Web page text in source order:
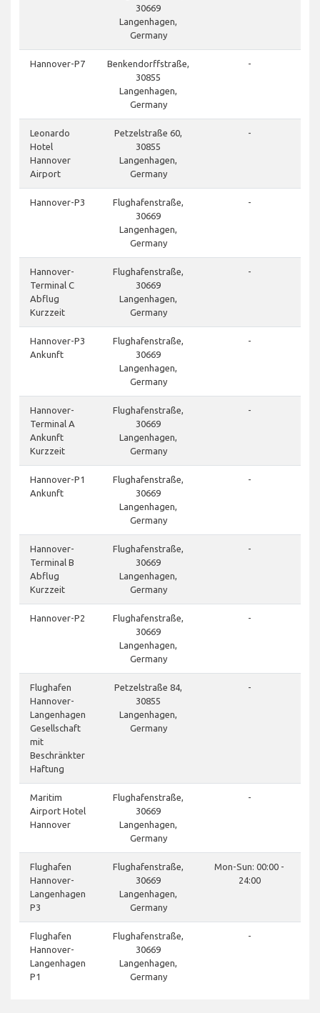
30669
Langenhagen,
Germany
Hannover-P7
Benkendorffstraße,
30855
Langenhagen,
Germany
-
Leonardo
Hotel
Hannover
Airport
Petzelstraße 60,
30855
Langenhagen,
Germany
-
Hannover-P3
Flughafenstraße,
30669
Langenhagen,
Germany
-
Hannover-
Terminal C
Abflug
Kurzzeit
Flughafenstraße,
30669
Langenhagen,
Germany
-
Hannover-P3
Ankunft
Flughafenstraße,
30669
Langenhagen,
Germany
-
Hannover-
Terminal A
Ankunft
Kurzzeit
Flughafenstraße,
30669
Langenhagen,
Germany
-
Hannover-P1
Ankunft
Flughafenstraße,
30669
Langenhagen,
Germany
-
Hannover-
Terminal B
Abflug
Kurzzeit
Flughafenstraße,
30669
Langenhagen,
Germany
-
Hannover-P2
Flughafenstraße,
30669
Langenhagen,
Germany
-
Flughafen
Hannover-
Langenhagen
Gesellschaft
mit
Beschränkter
Haftung
Petzelstraße 84,
30855
Langenhagen,
Germany
-
Maritim
Airport Hotel
Hannover
Flughafenstraße,
30669
Langenhagen,
Germany
-
Flughafen
Hannover-
Langenhagen
P3
Flughafenstraße,
30669
Langenhagen,
Germany
Mon-Sun: 00:00 -
24:00
Flughafen
Hannover-
Langenhagen
P1
Flughafenstraße,
30669
Langenhagen,
Germany
-